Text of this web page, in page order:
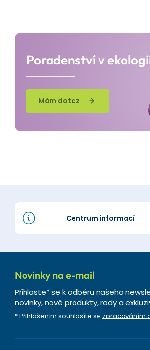
Poradenství v
Mám dotaz
Centrum informací
Novinky na e-mail
Přihlaste* se k odběru našeho
novinky, nové produkty, rady a
* Přihlášením souhlasíte se zpracováním